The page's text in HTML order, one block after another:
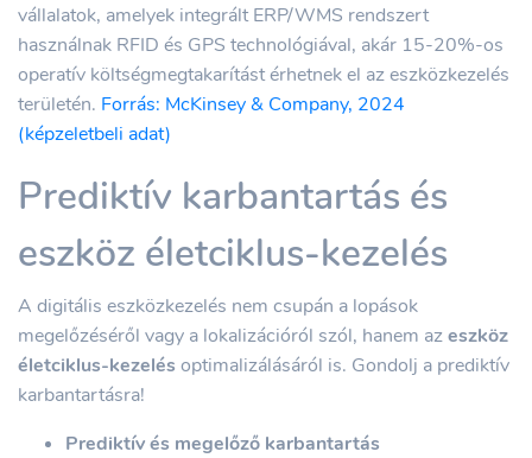
vállalatok, amelyek integrált ERP/WMS rendszert
használnak RFID és GPS technológiával, akár 15-20%-os
operatív költségmegtakarítást érhetnek el az eszközkezelés
területén. Forrás: McKinsey & Company, 2024
(képzeletbeli adat)
Prediktív karbantartás és
eszköz életciklus-kezelés
A digitális eszközkezelés nem csupán a lopások
megelőzéséről vagy a lokalizációról szól, hanem azeszköz
életciklus-kezelés optimalizálásáról is. Gondolj a prediktív
karbantartásra!
Prediktív és megelőző karbantartás